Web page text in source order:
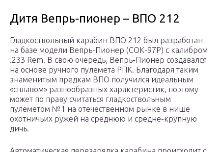
Дитя Вепрь-пионер – ВПО 212
Гладкоствольный карабин ВПО 212 был разработан
на базе модели Вепрь-Пионер (СОК-97Р) с калибром
.233 Rem. В свою очередь, Вепрь-Пионер создавался
на основе ручного пулемета РПК. Благодаря таким
знаменитым предкам ВПО получился идеальным
«сплавом» разнообразных характеристик, поэтому
может по праву считаться гладкоствольным
пулеметом №1 на отечественном рынке в нише
охотничьих ружей на среднюю и средне-крупную
дичь.